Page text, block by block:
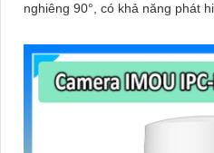
nghiêng 90°, có khả năng phát